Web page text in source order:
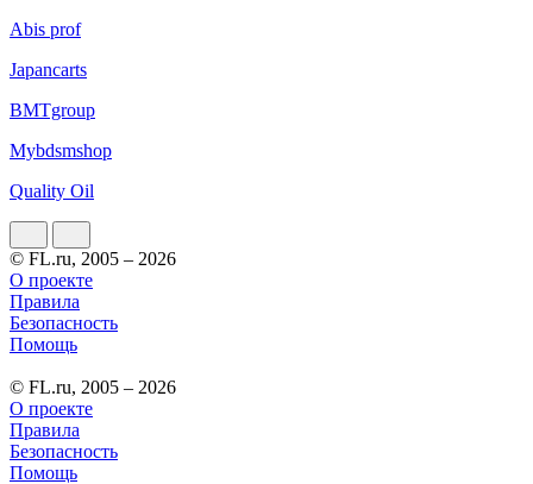
Abis prof
Japancarts
BMTgroup
Mybdsmshop
Quality Oil
© FL.ru, 2005 – 2026
О проекте
Правила
Безопасность
Помощь
© FL.ru, 2005 – 2026
О проекте
Правила
Безопасность
Помощь